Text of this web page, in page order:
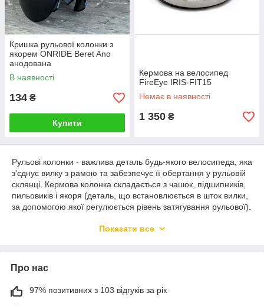
Кришка рульової колонки з
якорем ONRIDE Beret Ano
анодована
В наявності
134 ₴
Купити
Кермова на велосипед
FireEye IRIS-FIT15
Немає в наявності
1 350 ₴
Рульові колонки - важлива деталь будь-якого велосипеда, яка
з'єднує вилку з рамою та забезпечує її обертання у рульовій
склянці. Кермова колонка складається з чашок, підшипників,
пильовиків і якоря (деталь, що встановлюється в шток вилки,
за допомогою якої регулюється рівень затягування рульової).
всій Україні Ви можете оформивши замовлення або
Показати все
Про нас
97% позитивних з 103 відгуків за рік